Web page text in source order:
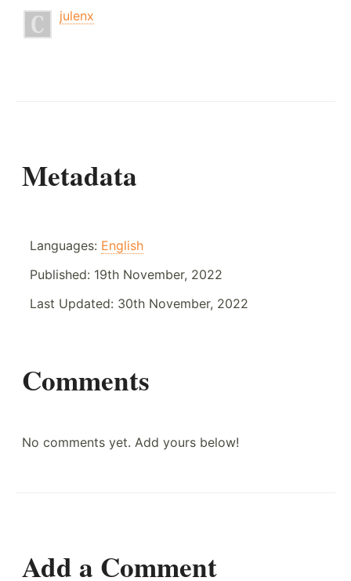
julenx
Metadata
Languages: English
Published: 19th November, 2022
Last Updated: 30th November, 2022
Comments
No comments yet. Add yours below!
Add a Comment